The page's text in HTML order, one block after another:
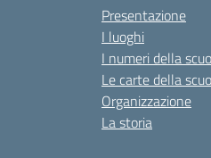
Presentazione
I luoghi
I numeri della
Le carte della
Organizzazione
La storia